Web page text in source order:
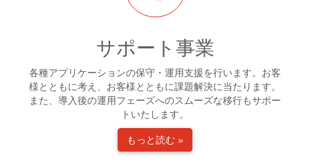
サポート事業
各種アプリケーションの保守・運用支援を行います。お客
様とともに考え、お客様とともに課題解決に当たります。
また、導入後の運用フェーズへのスムーズな移行もサポー
トいたします。
もっと読む »